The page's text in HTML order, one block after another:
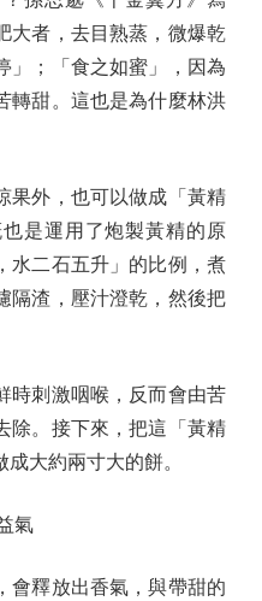
大者，去目熟蒸，微爆乾
」；「食之如蜜」，因為
轉甜。這也是為什麼林洪
外，也可以做成「黃精
是運用了炮製黃精的原
水二石五升」的比例，煮
隔渣，壓汁澄乾，然後把
刺激咽喉，反而會由苦
除。接下來，把這「黃精
大約兩寸大的餅。
氣
釋放出香氣，與帶甜的